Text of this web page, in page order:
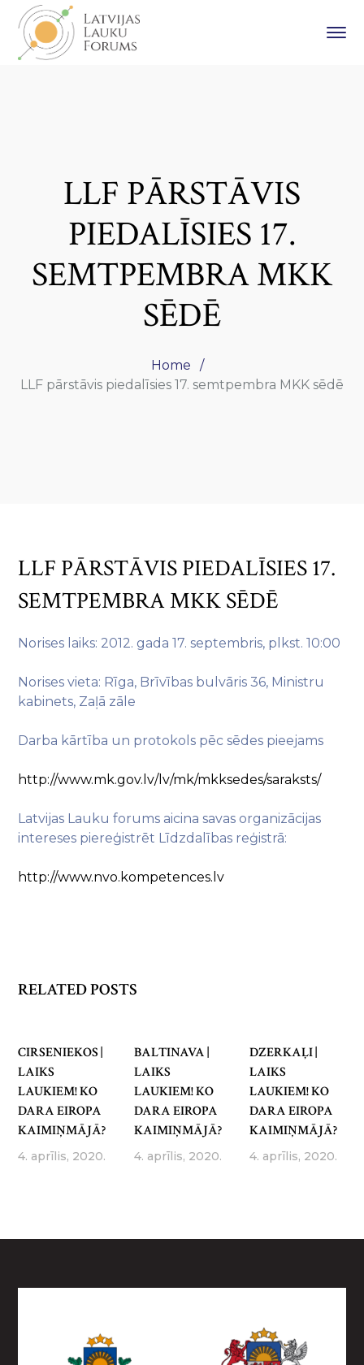
LLF PĀRSTĀVIS
PIEDALĪSIES 17.
SEMTPEMBRA MKK
SĒDĒ
Home
LLF pārstāvis piedalīsies 17. semtpembra MKK sēdē
LLF PĀRSTĀVIS PIEDALĪSIES 17.
SEMTPEMBRA MKK SĒDĒ
Norises laiks: 2012. gada 17. septembris, plkst. 10:00
Norises vieta: Rīga, Brīvības bulvāris 36, Ministru
kabinets, Zaļā zāle
Darba kārtība un protokols pēc sēdes pieejams
http://www.mk.gov.lv/lv/mk/mkksedes/saraksts/
Latvijas Lauku forums aicina savas organizācijas
intereses piereģistrēt Līdzdalības reģistrā:
http://www.nvo.kompetences.lv
RELATED POSTS
CIRSENIEKOS |
LAIKS
LAUKIEM! KO
DARA EIROPA
KAIMIŅMĀJĀ?
4. aprīlis, 2020.
BALTINAVA |
LAIKS
LAUKIEM! KO
DARA EIROPA
KAIMIŅMĀJĀ?
4. aprīlis, 2020.
DZERKAĻI |
LAIKS
LAUKIEM! KO
DARA EIROPA
KAIMIŅMĀJĀ?
4. aprīlis, 2020.